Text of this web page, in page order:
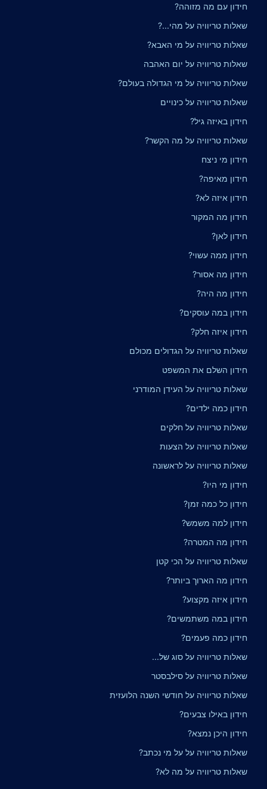
חידון עם מה מזוהה?
שאלות טריוויה על מהי...?
שאלות טריוויה על מי האבא?
שאלות טריוויה על יום האהבה
שאלות טריוויה על מי הגדולה בעולם?
שאלות טריוויה על כינויים
חידון באיזה גיל?
שאלות טריוויה על מה הקשר?
חידון מי ניצח
חידון מאיפה?
חידון איזה לא?
חידון מה המקור
חידון לאן?
חידון ממה עשוי?
חידון מה אסור?
חידון מה היה?
חידון במה עוסקים?
חידון איזה חלק?
שאלות טריוויה על הגדולים מכולם
חידון השלם את המשפט
שאלות טריוויה על העידן המודרני
חידון כמה ילדים?
שאלות טריוויה על חלקים
שאלות טריוויה על הצעות
שאלות טריוויה על לראשונה
חידון מי היו?
חידון כל כמה זמן?
חידון למה משמש?
חידון מה המטרה?
שאלות טריוויה על הכי קטן
חידון מה הארוך ביותר?
חידון איזה מקצוע?
חידון במה משתמשים?
חידון כמה פעמים?
שאלות טריוויה על סוג של...
שאלות טריוויה על סילבסטר
שאלות טריוויה על חודשי השנה הלועזית
חידון באילו צבעים?
חידון היכן נמצא?
שאלות טריוויה על על מי נכתב?
שאלות טריוויה על מה לא?